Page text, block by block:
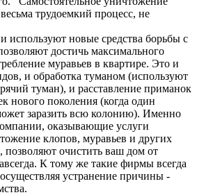
трудоемкий процесс, не
используют новые средства борьбы с
достичь максимального
муравьев в квартире. Это и
и обработка туманом (используют
туман), и расставление приманок
нового поколения (когда один
заразить всю колонию). Именно
оказывающие услуги
клопов, муравьев и других
позволяют очистить ваш дом от
К тому же такие фирмы всегда
устранение причины -